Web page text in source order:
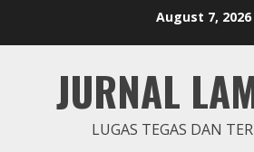
August 7, 2026
JURNAL
LUGAS TEGAS DAN